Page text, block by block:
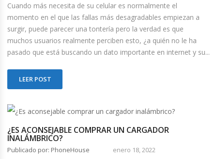
Cuando más necesita de su celular es normalmente el
momento en el que las fallas más desagradables empiezan a
surgir, puede parecer una tontería pero la verdad es que
muchos usuarios realmente perciben esto, ¿a quién no le ha
pasado que está buscando un dato importante en internet y su...
LEER POST
¿ES ACONSEJABLE COMPRAR UN CARGADOR
INALÁMBRICO?
Publicado por: PhoneHouse enero 18, 2022